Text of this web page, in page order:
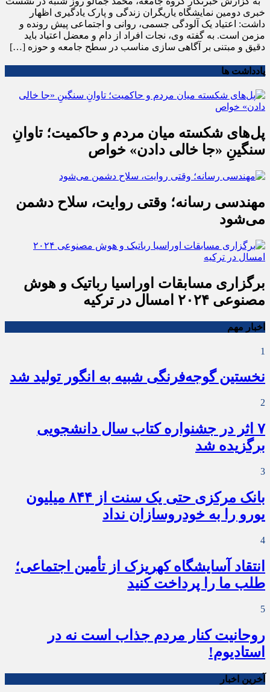
خبری دومین نمایشگاه یاریگران زندگی و پارک یادگیری اظهار
داشت: اعتیاد یک آلودگی جسمی، روانی و اجتماعی پیش رونده و
مزمن است. به گفته وی، نجات افراد از دام و معضل اعتیاد باید
دقیق و مبتنی بر آگاهی سازی مناسب در سطح جامعه و حوزه […]
یادداشت ها
پل‌های شکسته میان مردم و حاکمیت؛ تاوانِ
سنگینِ «جا خالی دادن» خواص
مهندسی رسانه؛ وقتی روایت، سلاح دشمن
می‌شود
برگزاری مسابقات اوراسیا رباتیک و هوش
مصنوعی ۲۰۲۴ امسال در ترکیه
اخبار مهم
1
نخستین گوجه‌فرنگی شبیه به انگور تولید شد
2
۷ اثر در جشنواره کتاب سال دانشجویی
برگزیده شد
3
بانک مرکزی حتی یک سنت از ۸۴۴ میلیون
یورو را به خودروسازان نداد
4
انتقاد آسایشگاه کهریزک از تأمین اجتماعی؛
طلب ما را پرداخت کنید
5
روحانیت کنار مردم جذاب است نه در
استادیوم!
آخرین اخبار